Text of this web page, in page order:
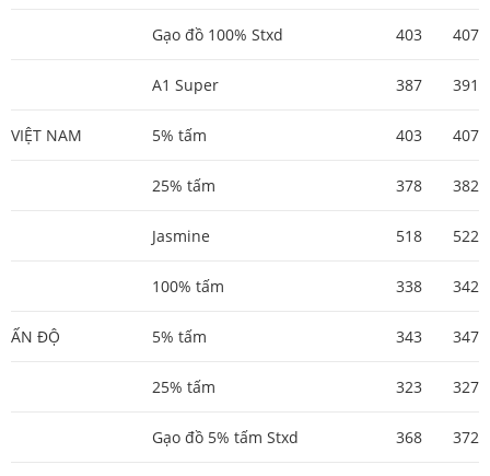
Gạo đồ 100% Stxd 403 407
A1 Super 387 391
VIỆT NAM 5% tấm 403 407
25% tấm 378 382
Jasmine 518 522
100% tấm 338 342
ẤN ĐỘ 5% tấm 343 347
25% tấm 323 327
Gạo đồ 5% tấm Stxd 368 372